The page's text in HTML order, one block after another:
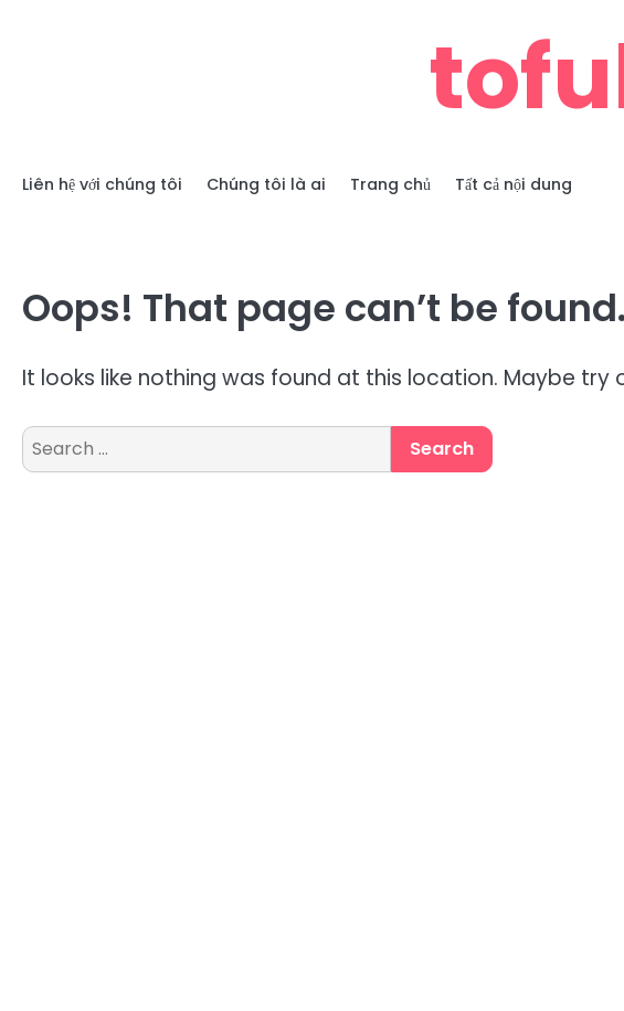
Liên hệ với chúng tôi Chúng tôi là ai Trang chủ Tất cả nội dung
Oops! That page can’t be found.
It looks like nothing was found at this location. Maybe try
Search
for: